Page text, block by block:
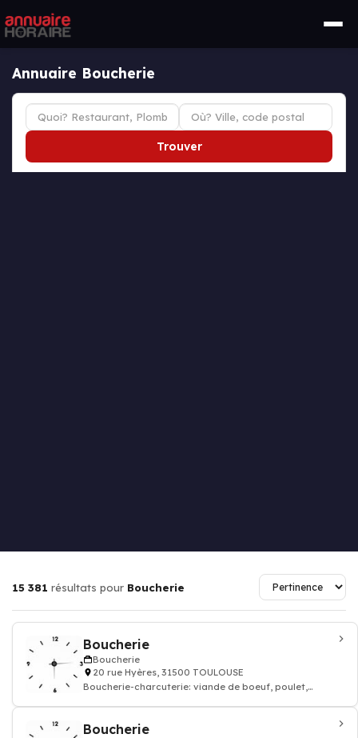
Annuaire Boucherie
Trouver
15 381 résultats pour Boucherie
Boucherie
Boucherie
20 rue Hyères, 31500 TOULOUSE
Boucherie-charcuterie: viande de boeuf, poulet,
Boucherie